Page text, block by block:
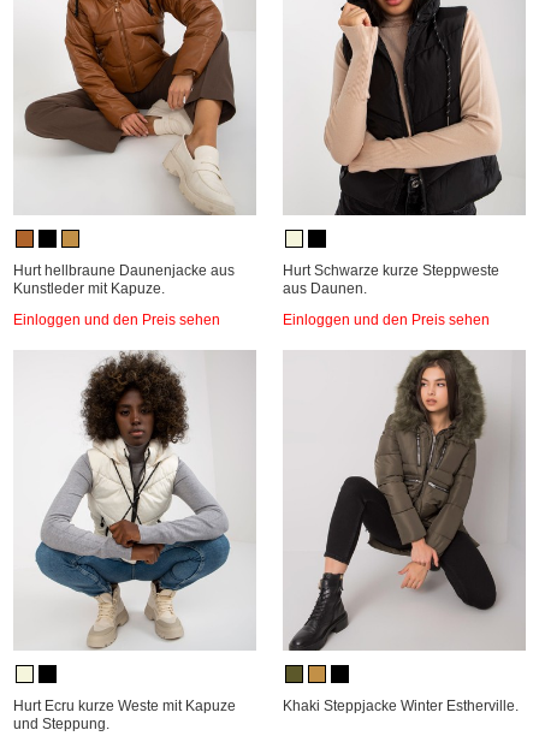
Hurt hellbraune Daunenjacke aus
Kunstleder mit Kapuze.
Einloggen und den Preis sehen
Hurt Schwarze kurze Steppweste
aus Daunen.
Einloggen und den Preis sehen
Hurt Ecru kurze Weste mit Kapuze
und Steppung.
Khaki Steppjacke Winter Estherville.